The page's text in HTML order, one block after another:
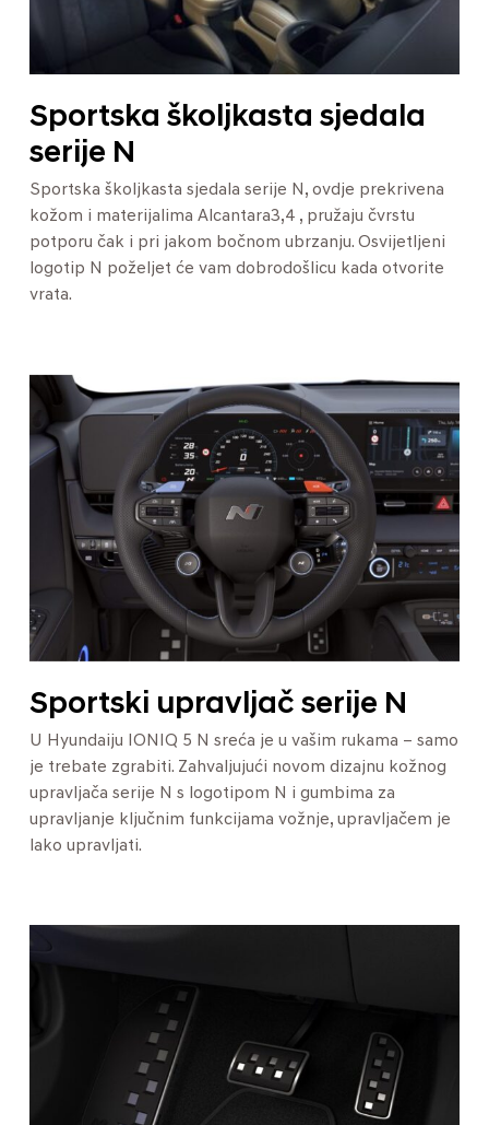
Sportska školjkasta sjedala
serije N
Sportska školjkasta sjedala serije N, ovdje prekrivena
kožom i materijalima Alcantara3,4 , pružaju čvrstu
potporu čak i pri jakom bočnom ubrzanju. Osvijetljeni
logotip N poželjet će vam dobrodošlicu kada otvorite
vrata.
Sportski upravljač serije N
U Hyundaiju IONIQ 5 N sreća je u vašim rukama – samo
je trebate zgrabiti. Zahvaljujući novom dizajnu kožnog
upravljača serije N s logotipom N i gumbima za
upravljanje ključnim funkcijama vožnje, upravljačem je
lako upravljati.